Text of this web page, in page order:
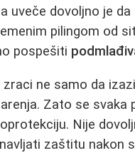
uveče dovoljno je
pilingom od
pospešiti
ne samo da
Zato se svaka
Nije
zaštitu nakon